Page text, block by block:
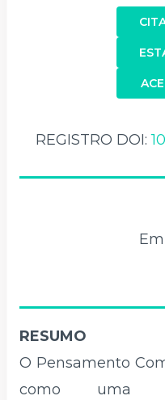
REGISTRO DOI:
RESUMO
O Pensamento
como uma